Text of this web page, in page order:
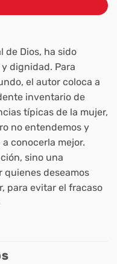
de Dios, ha sido
dignidad. Para
el autor coloca a
inventario de
típicas de la mujer,
no entendemos y
conocerla mejor.
sino una
quienes deseamos
para evitar el fracaso